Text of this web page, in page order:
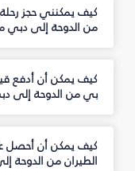
كيف يمكنني حجز رحلة
من الدوحة إلى دبي
كيف يمكن أن أدفع
بي من الدوحة إلى
كيف يمكن أن أحصل
الطيران من الدوحة